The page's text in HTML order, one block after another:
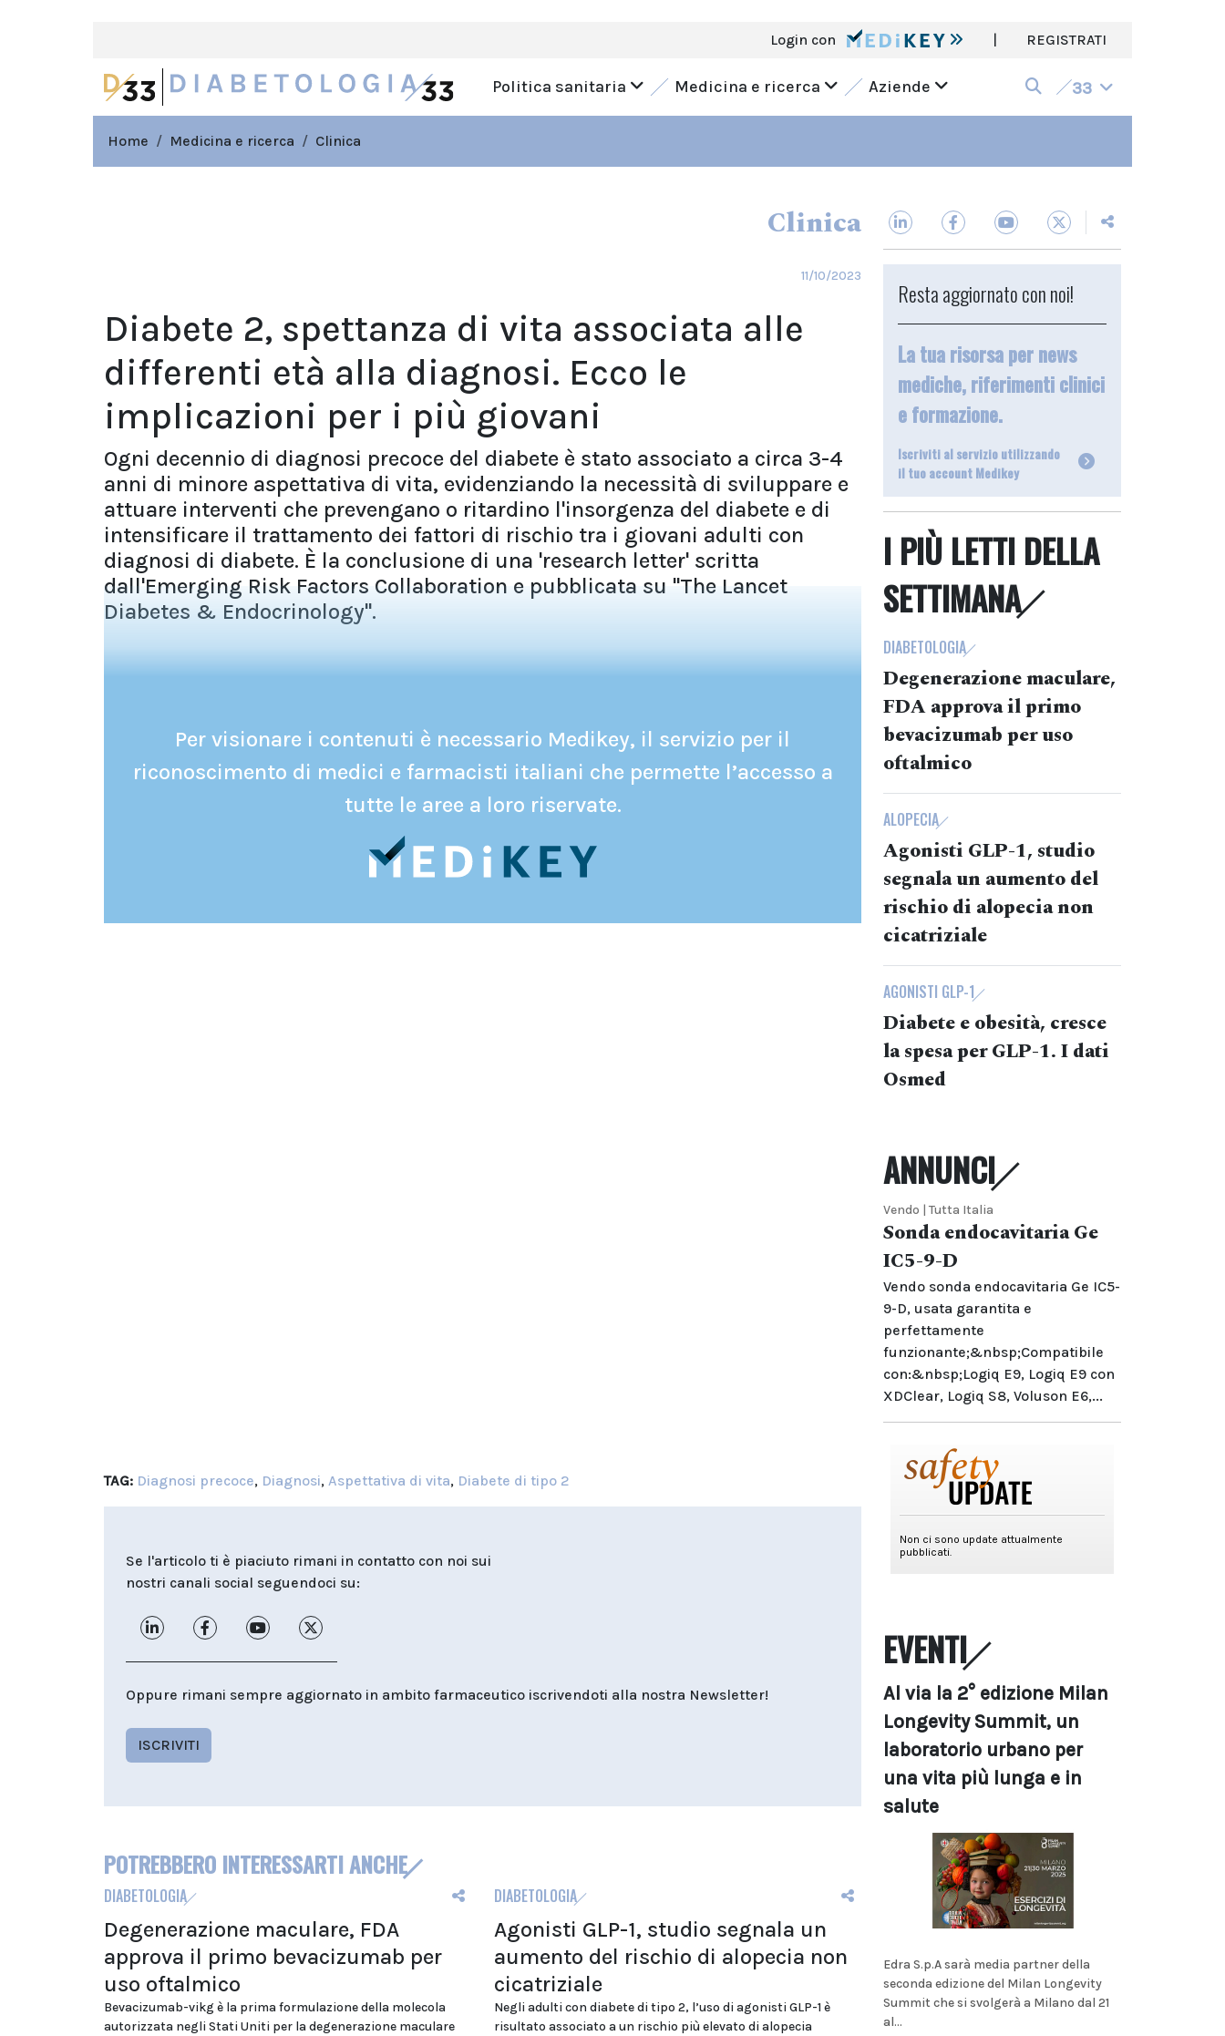
Login con | REGISTRATI
Politica sanitaria Medicina e ricerca Aziende 33
Home Medicina e ricerca Clinica
Clinica
11/10/2023
Diabete 2, spettanza di vita associata alle
differenti età alla diagnosi. Ecco le
implicazioni per i più giovani
Ogni decennio di diagnosi precoce del diabete è stato associato a circa 3-4
anni di minore aspettativa di vita, evidenziando la necessità di sviluppare e
attuare interventi che prevengano o ritardino l'insorgenza del diabete e di
intensificare il trattamento dei fattori di rischio tra i giovani adulti con
diagnosi di diabete. È la conclusione di una 'research letter' scritta
dall'Emerging Risk Factors Collaboration e pubblicata su "The Lancet
Diabetes & Endocrinology".
Per visionare i contenuti è necessario Medikey, il servizio per il
riconoscimento di medici e farmacisti italiani che permette l’accesso a
tutte le aree a loro riservate.
TAG: Diagnosi precoce, Diagnosi, Aspettativa di vita, Diabete di tipo 2
Se l'articolo ti è piaciuto rimani in contatto con noi sui
nostri canali social seguendoci su:
Oppure rimani sempre aggiornato in ambito farmaceutico iscrivendoti alla nostra Newsletter!
ISCRIVITI
POTREBBERO INTERESSARTI ANCHE
DIABETOLOGIA
Degenerazione maculare, FDA
approva il primo bevacizumab per
uso oftalmico
Bevacizumab-vikg è la prima formulazione della molecola
autorizzata negli Stati Uniti per la degenerazione maculare
DIABETOLOGIA
Agonisti GLP-1, studio segnala un
aumento del rischio di alopecia non
cicatriziale
Negli adulti con diabete di tipo 2, l’uso di agonisti GLP-1 è
risultato associato a un rischio più elevato di alopecia
Resta aggiornato con noi!
La tua risorsa per news
mediche, riferimenti clinici
e formazione.
Iscriviti al servizio utilizzando
il tuo account Medikey
I PIÙ LETTI DELLA
SETTIMANA
DIABETOLOGIA
Degenerazione maculare,
FDA approva il primo
bevacizumab per uso
oftalmico
ALOPECIA
Agonisti GLP-1, studio
segnala un aumento del
rischio di alopecia non
cicatriziale
AGONISTI GLP-1
Diabete e obesità, cresce
la spesa per GLP-1. I dati
Osmed
ANNUNCI
Vendo | Tutta Italia
Sonda endocavitaria Ge
IC5-9-D
Vendo sonda endocavitaria Ge IC5-
9-D, usata garantita e
perfettamente
funzionante;&nbsp;Compatibile
con:&nbsp;Logiq E9, Logiq E9 con
XDClear, Logiq S8, Voluson E6,...
EVENTI
Al via la 2° edizione Milan
Longevity Summit, un
laboratorio urbano per
una vita più lunga e in
salute
Edra S.p.A sarà media partner della
seconda edizione del Milan Longevity
Summit che si svolgerà a Milano dal 21
al...